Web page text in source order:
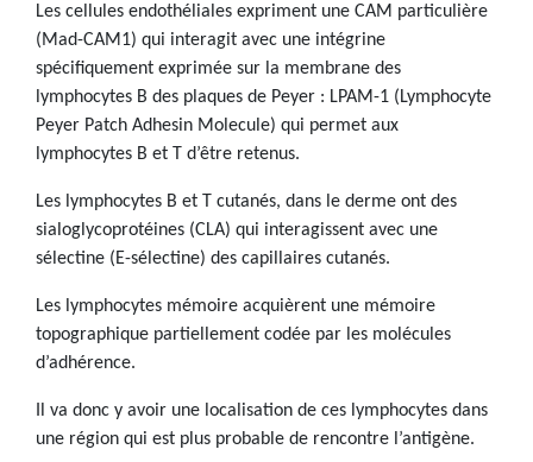
Les cellules endothéliales expriment une CAM particulière
(Mad-CAM1) qui interagit avec une intégrine
spécifiquement exprimée sur la membrane des
lymphocytes B des plaques de Peyer : LPAM-1 (Lymphocyte
Peyer Patch Adhesin Molecule) qui permet aux
lymphocytes B et T d’être retenus.
Les lymphocytes B et T cutanés, dans le derme ont des
sialoglycoprotéines (CLA) qui interagissent avec une
sélectine (E-sélectine) des capillaires cutanés.
Les lymphocytes mémoire acquièrent une mémoire
topographique partiellement codée par les molécules
d’adhérence.
Il va donc y avoir une localisation de ces lymphocytes dans
une région qui est plus probable de rencontre l’antigène.